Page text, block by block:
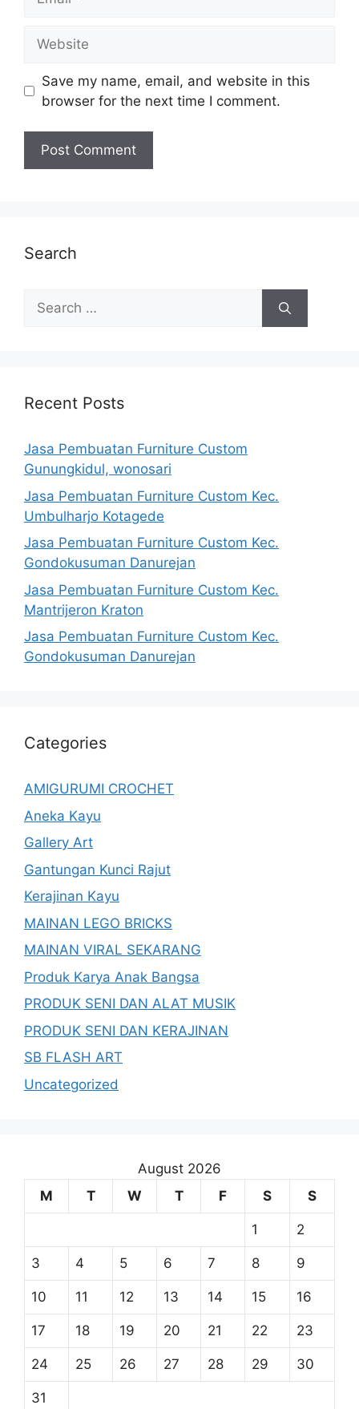
Save my name, email, and website in this
browser for the next time I comment.
Search
Search
for:
Recent Posts
Jasa Pembuatan Furniture Custom
Gunungkidul, wonosari
Jasa Pembuatan Furniture Custom Kec.
Umbulharjo Kotagede
Jasa Pembuatan Furniture Custom Kec.
Gondokusuman Danurejan
Jasa Pembuatan Furniture Custom Kec.
Mantrijeron Kraton
Jasa Pembuatan Furniture Custom Kec.
Gondokusuman Danurejan
Categories
AMIGURUMI CROCHET
Aneka Kayu
Gallery Art
Gantungan Kunci Rajut
Kerajinan Kayu
MAINAN LEGO BRICKS
MAINAN VIRAL SEKARANG
Produk Karya Anak Bangsa
PRODUK SENI DAN ALAT MUSIK
PRODUK SENI DAN KERAJINAN
SB FLASH ART
Uncategorized
August 2026
M
T W T F S S
1 2
3 4 5 6 7 8 9
10 11 12 13 14 15 16
17 18 19 20 21 22 23
24 25 26 27 28 29 30
31